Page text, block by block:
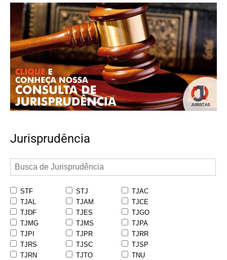
Jurisprudência
STF STJ
TJAC
TJAL
TJAM
TJCE
TJDF
TJES
TJGO
TJMG
TJMS
TJPA
TJPI
TJPR
TJRR
TJRS
TJSC
TJSP
TJRN
TJTO
TNU